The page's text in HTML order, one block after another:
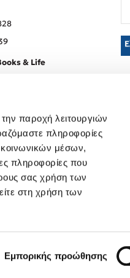
παροχή λειτουργιών
πληροφορίες
μέσων,
πληροφορίες που
σας χρήση των
στη χρήση των
Εμπορικής προώθησης
& Life
by